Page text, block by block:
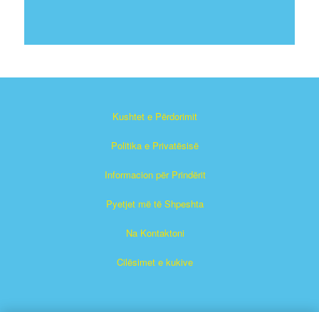
Kushtet e Përdorimit
Politika e Privatësisë
Informacion për Prindërit
Pyetjet më të Shpeshta
Na Kontaktoni
Cilësimet e kukive